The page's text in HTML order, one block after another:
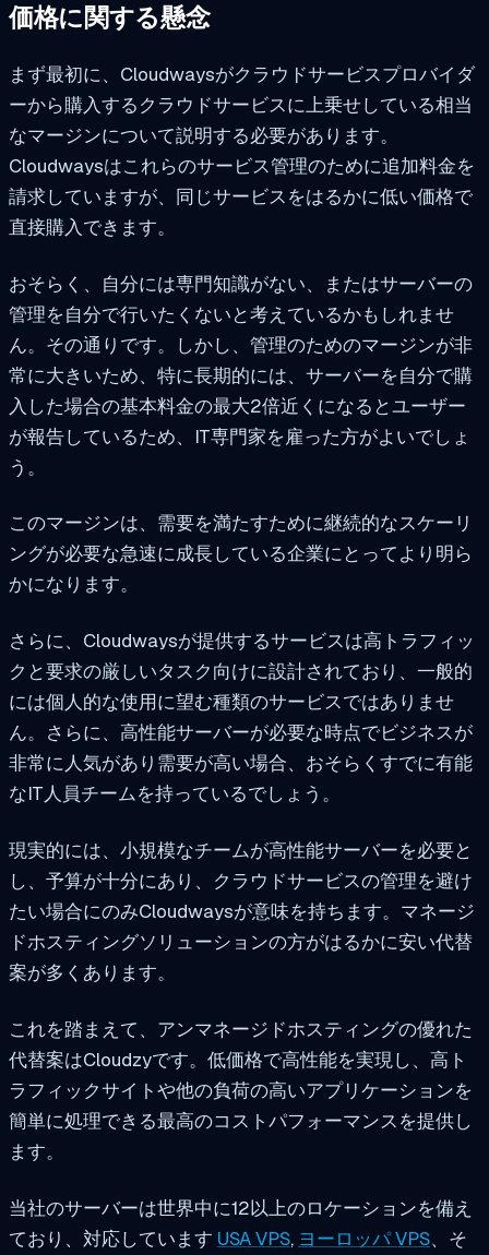
価格に関する懸念
まず最初に、Cloudwaysがクラウドサービスプロバイダ
ーから購入するクラウドサービスに上乗せしている相当
なマージンについて説明する必要があります。
Cloudwaysはこれらのサービス管理のために追加料金を
請求していますが、同じサービスをはるかに低い価格で
直接購入できます。
おそらく、自分には専門知識がない、またはサーバーの
管理を自分で行いたくないと考えているかもしれませ
ん。その通りです。しかし、管理のためのマージンが非
常に大きいため、特に長期的には、サーバーを自分で購
入した場合の基本料金の最大2倍近くになるとユーザー
が報告しているため、IT専門家を雇った方がよいでしょ
う。
このマージンは、需要を満たすために継続的なスケーリ
ングが必要な急速に成長している企業にとってより明ら
かになります。
さらに、Cloudwaysが提供するサービスは高トラフィッ
クと要求の厳しいタスク向けに設計されており、一般的
には個人的な使用に望む種類のサービスではありませ
ん。さらに、高性能サーバーが必要な時点でビジネスが
非常に人気があり需要が高い場合、おそらくすでに有能
なIT人員チームを持っているでしょう。
現実的には、小規模なチームが高性能サーバーを必要と
し、予算が十分にあり、クラウドサービスの管理を避け
たい場合にのみCloudwaysが意味を持ちます。マネージ
ドホスティングソリューションの方がはるかに安い代替
案が多くあります。
これを踏まえて、アンマネージドホスティングの優れた
代替案はCloudzyです。低価格で高性能を実現し、高ト
ラフィックサイトや他の負荷の高いアプリケーションを
簡単に処理できる最高のコストパフォーマンスを提供し
ます。
当社のサーバーは世界中に12以上のロケーションを備え
ており、対応しています USA VPS, ヨーロッパ VPS、そ